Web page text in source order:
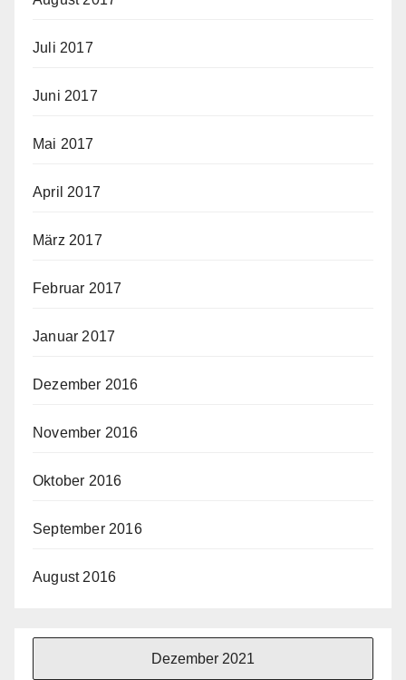
Juli 2017
Juni 2017
Mai 2017
April 2017
März 2017
Februar 2017
Januar 2017
Dezember 2016
November 2016
Oktober 2016
September 2016
August 2016
Dezember 2021